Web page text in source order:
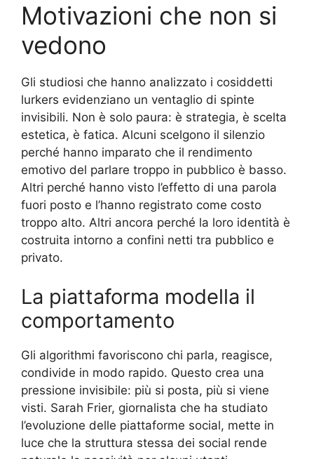
Motivazioni che non si
vedono
Gli studiosi che hanno analizzato i cosiddetti
lurkers evidenziano un ventaglio di spinte
invisibili. Non è solo paura: è strategia, è scelta
estetica, è fatica. Alcuni scelgono il silenzio
perché hanno imparato che il rendimento
emotivo del parlare troppo in pubblico è basso.
Altri perché hanno visto l’effetto di una parola
fuori posto e l’hanno registrato come costo
troppo alto. Altri ancora perché la loro identità è
costruita intorno a confini netti tra pubblico e
privato.
La piattaforma modella il
comportamento
Gli algorithmi favoriscono chi parla, reagisce,
condivide in modo rapido. Questo crea una
pressione invisibile: più si posta, più si viene
visti. Sarah Frier, giornalista che ha studiato
l’evoluzione delle piattaforme social, mette in
luce che la struttura stessa dei social rende